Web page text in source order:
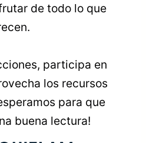
de todo lo que
participa en
los recursos
para que
buena lectura!